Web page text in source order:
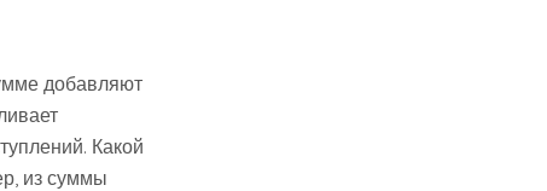
добавляют
Какой
из суммы